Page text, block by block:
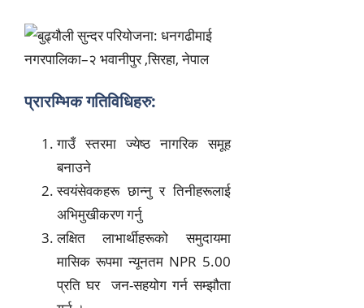
प्रारम्भिक गतिविधिहरु:
गाउँ स्तरमा ज्येष्ठ नागरिक समूह
बनाउने
स्वयंसेवकहरू छान्नु र तिनीहरूलाई
अभिमुखीकरण गर्नु
लक्षित लाभार्थीहरूको समुदायमा
मासिक रूपमा न्यूनतम NPR 5.00
प्रति घर जन-सहयोग गर्न सम्झौता